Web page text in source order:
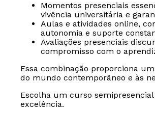
Momentos presenciais
vivência universitária e
Aulas e atividades online,
autonomia e suporte
Avaliações presenciais
compromisso com o
Essa combinação proporciona
do mundo contemporâneo e às
Escolha um curso
excelência.